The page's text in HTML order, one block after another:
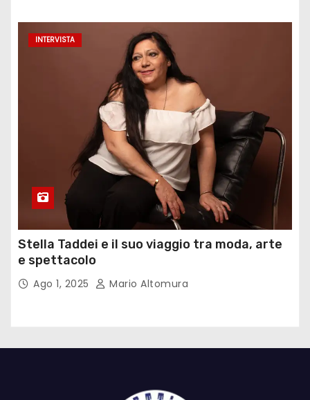
INTERVISTA
Stella Taddei e il suo viaggio tra moda, arte
e spettacolo
Ago 1, 2025 Mario Altomura